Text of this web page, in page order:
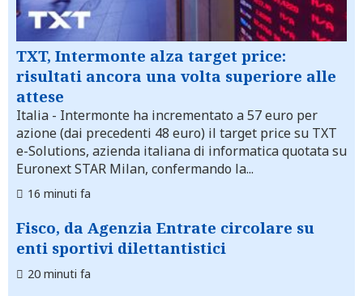
TXT, Intermonte alza target price:
risultati ancora una volta superiore alle
attese
Italia - Intermonte ha incrementato a 57 euro per
azione (dai precedenti 48 euro) il target price su TXT
e-Solutions, azienda italiana di informatica quotata su
Euronext STAR Milan, confermando la...
16 minuti fa
Fisco, da Agenzia Entrate circolare su
enti sportivi dilettantistici
20 minuti fa